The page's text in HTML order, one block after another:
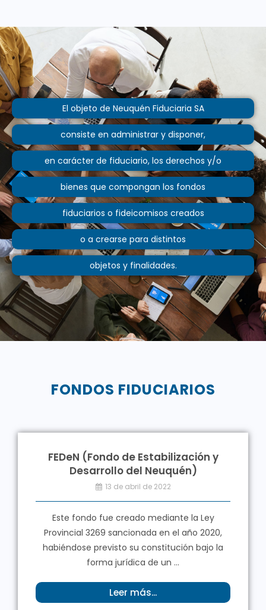
El objeto de Neuquén Fiduciaria SA
consiste en administrar y disponer,
en carácter de fiduciario, los derechos y/o
bienes que compongan los fondos
fiduciarios o fideicomisos creados
o a crearse para distintos
objetos y finalidades.
FONDOS FIDUCIARIOS
FEDeN (Fondo de Estabilización y
Desarrollo del Neuquén)
13 de abril de 2022
Este fondo fue creado mediante la Ley
Provincial 3269 sancionada en el año 2020,
habiéndose previsto su constitución bajo la
forma jurídica de un ...
Leer más...